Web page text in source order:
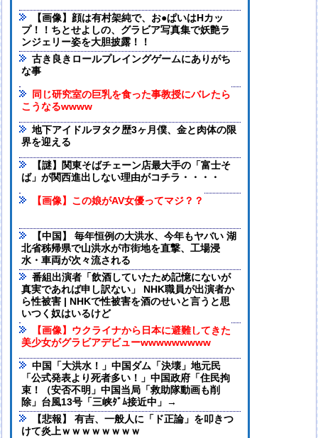
【画像】顔は有村架純で、お●ぱいはHカッ
プ！！ちとせよしの、グラビア写真集で妖艶ラ
ンジェリー姿を大胆披露！！
古き良きロールプレイングゲームにありがち
な事
同じ研究室の巨乳を食った事教授にバレたら
こうなるwwww
地下アイドルヲタク歴3ヶ月僕、金と肉体の限
界を迎える
【謎】関東そばチェーン店最大手の「富士そ
ば」が関西進出しない理由がコチラ・・・・
【画像】この娘がAV女優ってマジ？？
【中国】 毎年恒例の大洪水、今年もヤバい 湖
北省秭帰県で山洪水が市街地を直撃、工場浸
水・車両が次々流される
番組出演者「飲酒していたため記憶にないが
真実であれば申し訳ない」 NHK職員が出演者か
ら性被害 | NHKで性被害を酒のせいと言うと思
いつく奴はいるけど
【画像】ウクライナから日本に避難してきた
美少女がグラビアデビューwwwwwwwww
中国「大洪水！」中国ダム「決壊」地元民
「公式発表より死者多い！」中国政府「住民拘
束！（安否不明」中国当局「救助隊動画も削
除」台風13号「三峡ﾀﾞﾑ接近中」→
【悲報】 有吉、一般人に「ド正論」を叩きつ
けて炎上ｗｗｗｗｗｗｗｗ